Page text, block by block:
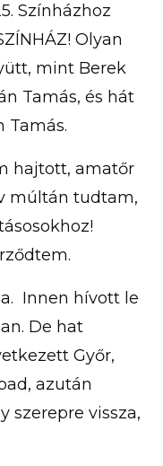
Színházhoz
Olyan
mint Berek
Tamás, és hát
Tamás.
hajtott, amatőr
múltán tudtam,
Innen hívott le
De hat
Győr,
azután
szerepre vissza,